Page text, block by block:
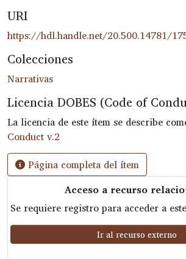
URI
https://hdl.handle.net/20.500.14781/
Colecciones
Narrativas
Licencia DOBES (Code of
La licencia de este ítem se describe
Conduct v.2
Página completa del ítem
Acceso a recurso
Se requiere registro para acceder a
Ir al recurso externo